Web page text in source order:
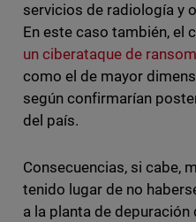
servicios de radiología y
En este caso también, el
un ciberataque de
como el de mayor
según confirmarían
del país.
Consecuencias, si cabe,
tenido lugar de no
a la planta de depuración